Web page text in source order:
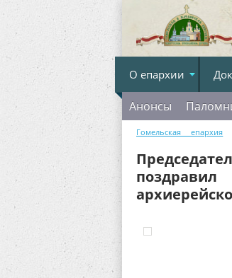
О епархии
Анонсы
Гомельская епархия
Преосвященнейшего